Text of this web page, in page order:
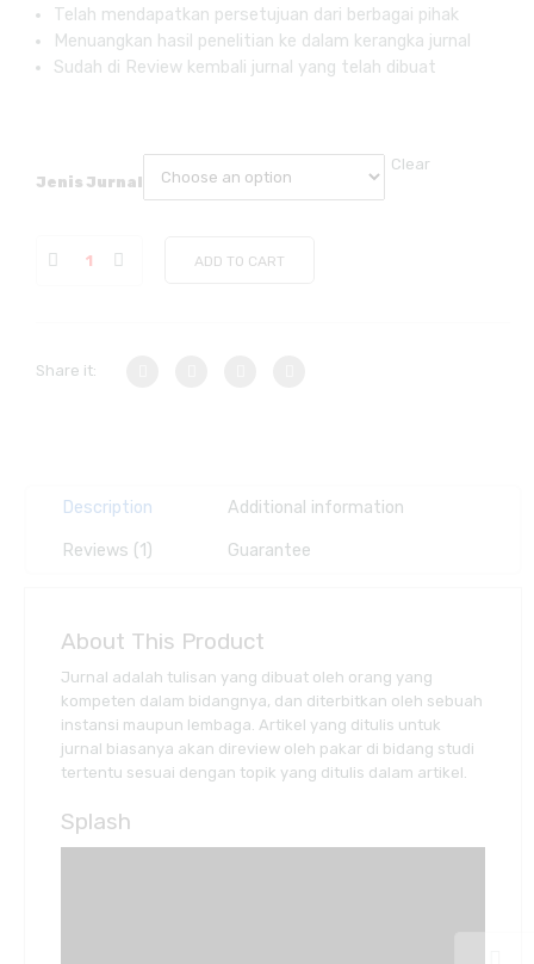
Rp150.000
Telah mendapatkan persetujuan dari berbagai pihak
Menuangkan hasil penelitian ke dalam kerangka jurnal
Sudah di Review kembali jurnal yang telah dibuat
Jenis Jurnal
Clear
ADD TO CART
Share it:
Description Additional information
Reviews (1) Guarantee
About This Product
Jurnal adalah tulisan yang dibuat oleh orang yang
kompeten dalam bidangnya, dan diterbitkan oleh sebuah
instansi maupun lembaga. Artikel yang ditulis untuk
jurnal biasanya akan direview oleh pakar di bidang studi
tertentu sesuai dengan topik yang ditulis dalam artikel.
Splash